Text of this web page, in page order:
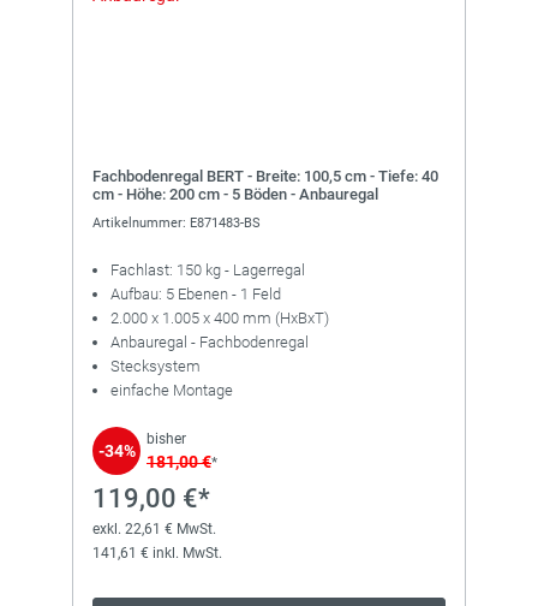
Fachbodenregal BERT - Breite: 100,5 cm - Tiefe: 40
cm - Höhe: 200 cm - 5 Böden - Anbauregal
Artikelnummer: E871483-BS
Fachlast: 150 kg - Lagerregal
Aufbau: 5 Ebenen - 1 Feld
2.000 x 1.005 x 400 mm (HxBxT)
Anbauregal - Fachbodenregal
Stecksystem
einfache Montage
-34%
bisher
181,00 €*
119,00 €*
exkl. 22,61 € MwSt.
141,61 € inkl. MwSt.